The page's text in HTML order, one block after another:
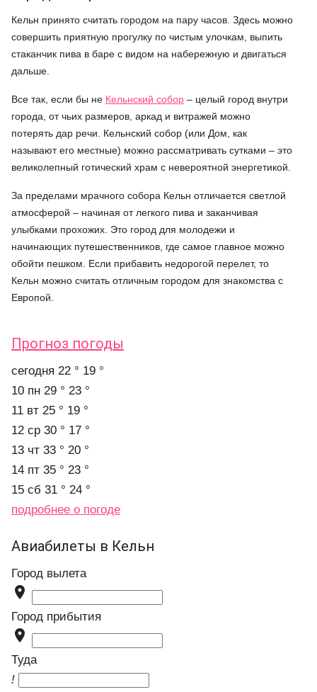
Кельн принято считать городом на пару часов. Здесь можно
совершить приятную прогулку по чистым улочкам, выпить
стаканчик пива в баре с видом на набережную и двигаться
дальше.
Все так, если бы не Кельнский собор – целый город внутри
города, от чьих размеров, аркад и витражей можно
потерять дар речи. Кельнский собор (или Дом, как
называют его местные) можно рассматривать сутками – это
великолепный готический храм с невероятной энергетикой.
За пределами мрачного собора Кельн отличается светлой
атмосферой – начиная от легкого пива и заканчивая
улыбками прохожих. Это город для молодежи и
начинающих путешественников, где самое главное можно
обойти пешком. Если прибавить недорогой перелет, то
Кельн можно считать отличным городом для знакомства с
Европой.
Прогноз погоды
cегодня 22 ° 19 °
10 пн 29 ° 23 °
11 вт 25 ° 19 °
12 ср 30 ° 17 °
13 чт 33 ° 20 °
14 пт 35 ° 23 °
15 сб 31 ° 24 °
подробнее о погоде
Авиабилеты в Кельн
Город вылета

Город прибытия

Туда
!